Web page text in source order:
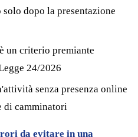
dopo la presentazione
un criterio premiante
24/2026
senza presenza online
di camminatori
da evitare in una